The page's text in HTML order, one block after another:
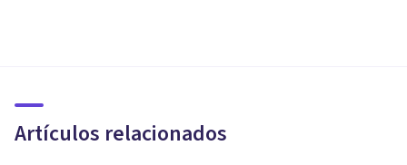
Artículos relacionados
dedicar a tu pareja